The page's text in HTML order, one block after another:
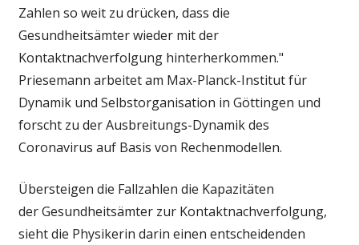
Zahlen so weit zu drücken, dass die
Gesundheitsämter wieder mit der
Kontaktnachverfolgung hinterherkommen."
Priesemann arbeitet am Max-Planck-Institut für
Dynamik und Selbstorganisation in Göttingen und
forscht zu der Ausbreitungs-Dynamik des
Coronavirus auf Basis von Rechenmodellen.
Übersteigen die Fallzahlen die Kapazitäten
der Gesundheitsämter zur Kontaktnachverfolgung,
sieht die Physikerin darin einen entscheidenden